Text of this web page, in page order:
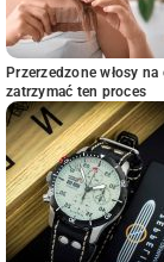
Przerzedzone włosy
zatrzymać ten proces